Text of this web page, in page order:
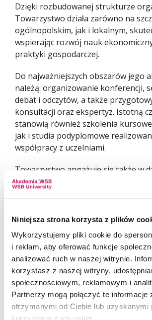
Niniejsza strona korzysta z plików
Wykorzystujemy pliki cookie do
i reklam, aby oferować funkcje
analizować ruch w naszej witrynie.
korzystasz z naszej witryny,
społecznościowym, reklamowym i
Partnerzy mogą połączyć te informacje
otrzymanymi od Ciebie lub uzyskanymi
korzystania z ich usług.
Dzięki rozbudowanej strukturze
Towarzystwo działa zarówno na
ogólnopolskim, jak i lokalnym,
wspierając rozwój nauk
praktyki gospodarczej.
Do najważniejszych obszarów jego
należą: organizowanie konferencji,
debat i odczytów, a także
konsultacji oraz ekspertyz. Istotną
stanowią również szkolenia
jak i studia podyplomowe
współpracy z uczelniami.
Towarzystwo angażuje się także w
wydawniczą i od wielu lat
Wiedzy Ekonomicznej, która na